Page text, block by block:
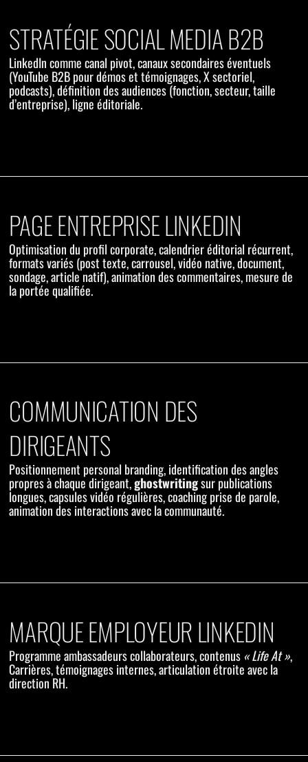
STRATÉGIE SOCIAL MEDIA B2B
LinkedIn comme canal pivot, canaux secondaires éventuels
(YouTube B2B pour démos et témoignages, X sectoriel,
podcasts), définition des audiences (fonction, secteur, taille
d’entreprise), ligne éditoriale.
PAGE ENTREPRISE LINKEDIN
Optimisation du profil corporate, calendrier éditorial récurrent,
formats variés (post texte, carrousel, vidéo native, document,
sondage, article natif), animation des commentaires, mesure de
la portée qualifiée.
COMMUNICATION DES
DIRIGEANTS
Positionnement personal branding, identification des angles
propres à chaque dirigeant,ghostwritingsur publications
longues, capsules vidéo régulières, coaching prise de parole,
animation des interactions avec la communauté.
MARQUE EMPLOYEUR LINKEDIN
Programme ambassadeurs collaborateurs, contenus « Life At »,
Carrières, témoignages internes, articulation étroite avec la
direction RH.